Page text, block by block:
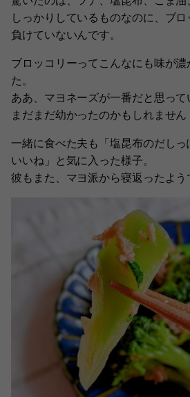
しっかりしているものなのに、ブ
負けていないんです。
ブロッコリーってこんなにも味が
た。
ああ、マヨネーズが一番だと思っ
まだまだ幼かったのかもしれません
一緒に食べた夫も「塩昆布のだし
いいね」と気に入った様子。
彼もまた、マヨ派から寝返ったよう